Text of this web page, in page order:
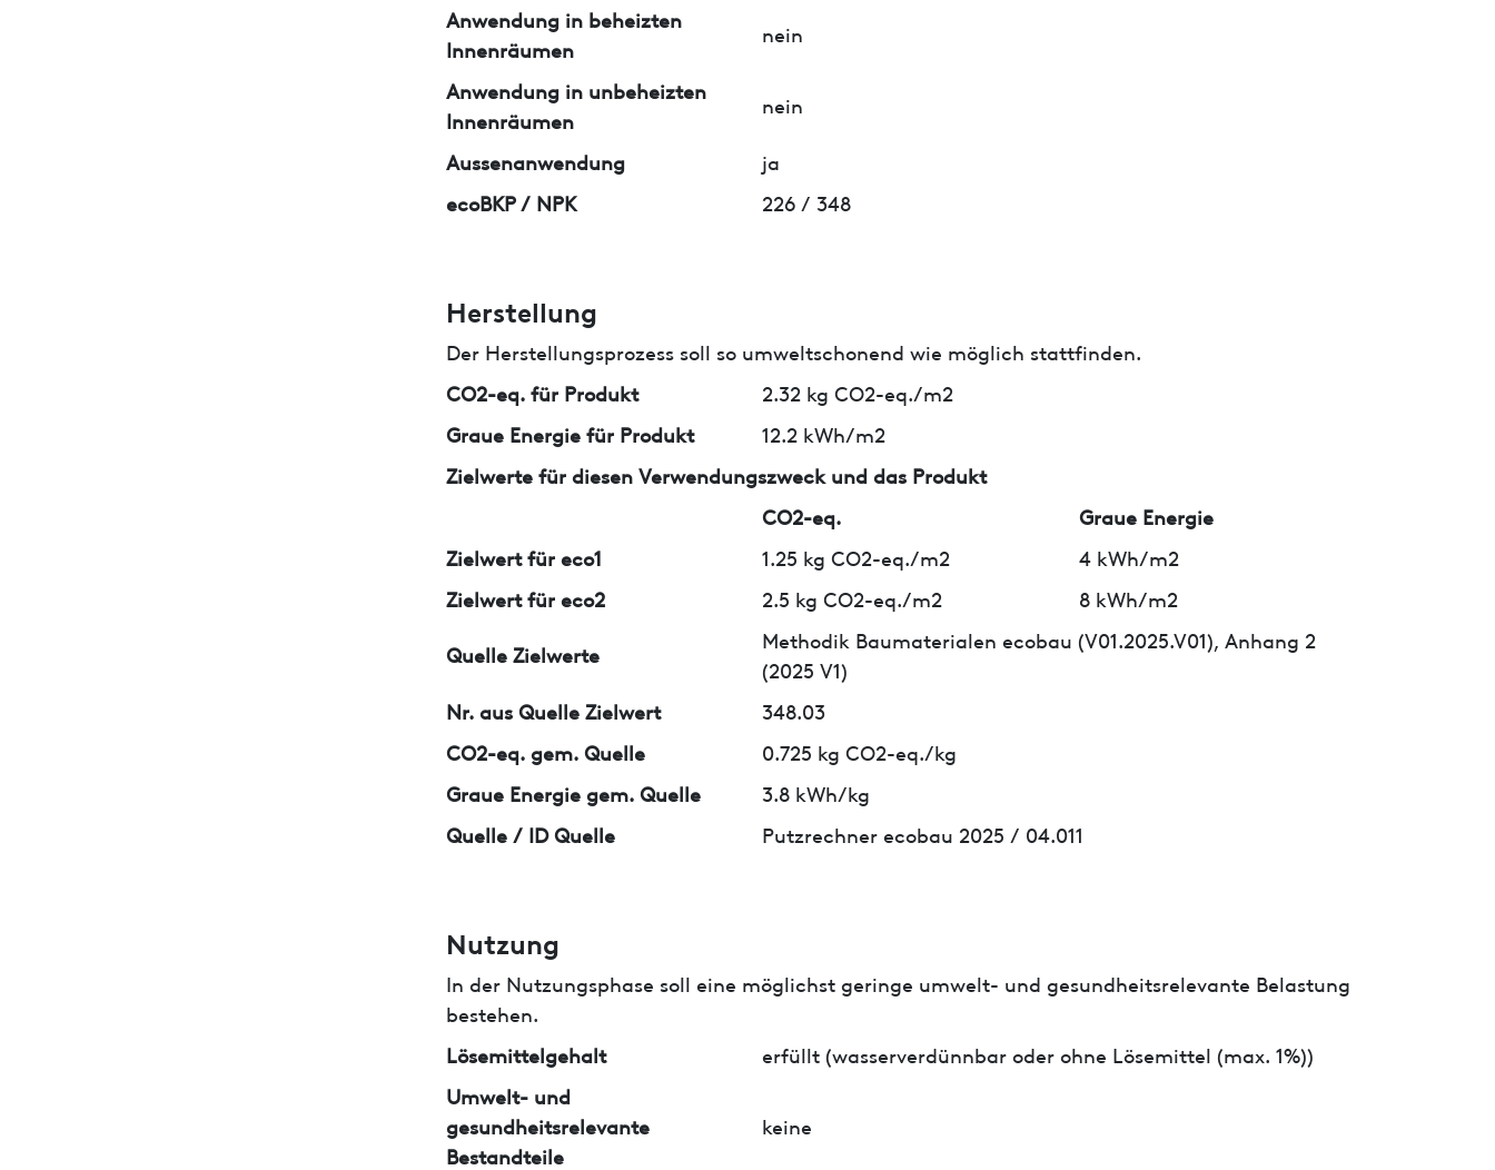
Anwendung in beheizten
Innenräumen
nein
Anwendung in unbeheizten
Innenräumen
nein
Aussenanwendung
ja
ecoBKP / NPK
226 / 348
Herstellung
Der Herstellungsprozess soll so umweltschonend wie möglich stattfinden.
CO2-eq. für Produkt
2.32 kg CO2-eq./m2
Graue Energie für Produkt
12.2 kWh/m2
Zielwerte für diesen Verwendungszweck und das Produkt
CO2-eq.
Graue Energie
Zielwert für eco1
1.25 kg CO2-eq./m2
4 kWh/m2
Zielwert für eco2
2.5 kg CO2-eq./m2 8 kWh/m2
Quelle Zielwerte
Methodik Baumaterialen ecobau (V01.2025.V01), Anhang 2
(2025 V1)
Nr. aus Quelle Zielwert
348.03
CO2-eq. gem. Quelle
0.725 kg CO2-eq./kg
Graue Energie gem. Quelle
3.8 kWh/kg
Quelle / ID Quelle
Putzrechner ecobau 2025 / 04.011
Nutzung
In der Nutzungsphase soll eine möglichst geringe umwelt- und gesundheitsrelevante Belastung
bestehen.
Lösemittelgehalt
erfüllt (wasserverdünnbar oder ohne Lösemittel (max. 1%))
Umwelt- und
gesundheitsrelevante
Bestandteile
keine